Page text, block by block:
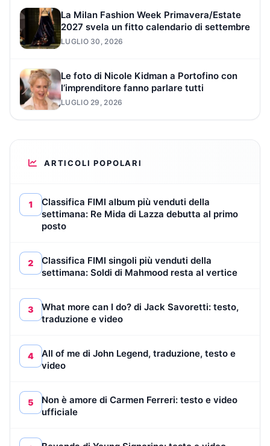
La Milan Fashion Week Primavera/Estate
2027 svela un fitto calendario di settembre
LUGLIO 30, 2026
Le foto di Nicole Kidman a Portofino con
l’imprenditore fanno parlare tutti
LUGLIO 29, 2026
ARTICOLI POPOLARI
1
Classifica FIMI album più venduti della
settimana: Re Mida di Lazza debutta al primo
posto
2
Classifica FIMI singoli più venduti della
settimana: Soldi di Mahmood resta al vertice
3
What more can I do? di Jack Savoretti: testo,
traduzione e video
4
All of me di John Legend, traduzione, testo e
video
5
Non è amore di Carmen Ferreri: testo e video
ufficiale